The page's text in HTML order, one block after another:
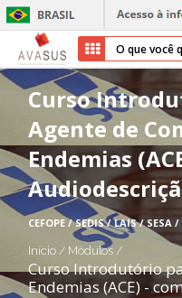
Curso
Agente de
Endemias
CEFOPE / SEDIS / LAIS / SESA /
Início / Módulos/
Curso Introdutório
Endemias (ACE) -